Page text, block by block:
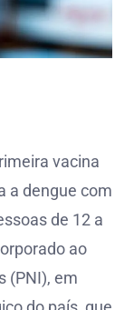
vacina
a dengue com
de 12 a
ao
(PNI), em